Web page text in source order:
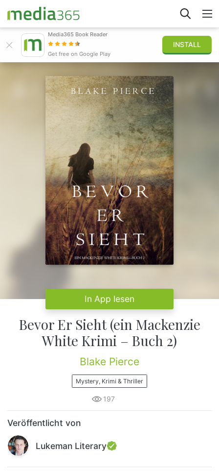
Anmelden
Veröffentlichen
Media365 Book Reader
Get free on Google Play
INSTALL
In App lesen
Bevor Er Sieht (ein Mackenzie
White Krimi – Buch 2)
Blake Pierce
Mystery, Krimi & Thriller
197
Veröffentlicht von
Lukeman Literary